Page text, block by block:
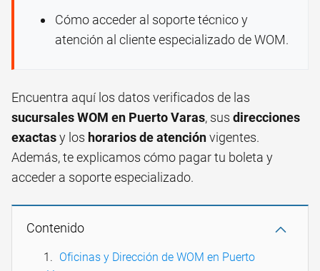
Cómo acceder al soporte técnico y
atención al cliente especializado de WOM.
Encuentra aquí los datos verificados de las
sucursales WOM en Puerto Varas, sus direcciones
exactasy los horarios de atenciónvigentes.
Además, te explicamos cómo pagar tu boleta y
acceder a soporte especializado.
Contenido
Oficinas y Dirección de WOM en Puerto